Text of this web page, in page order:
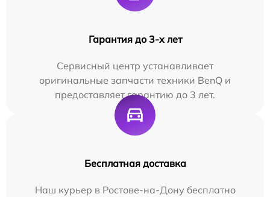
Гарантия до 3-х лет
Сервисный центр устанавливает
оригинальные запчасти техники BenQ и
предоставляет гарантию до 3 лет.
Бесплатная доставка
Наш курьер в Ростове-на-Дону бесплатно